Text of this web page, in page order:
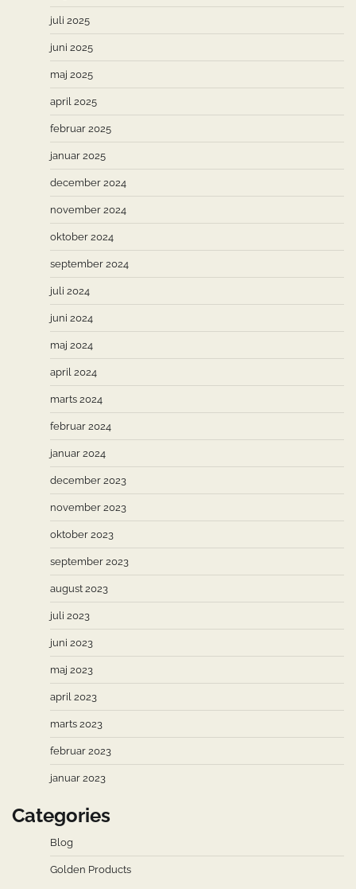
juli 2025
juni 2025
maj 2025
april 2025
februar 2025
januar 2025
december 2024
november 2024
oktober 2024
september 2024
juli 2024
juni 2024
maj 2024
april 2024
marts 2024
februar 2024
januar 2024
december 2023
november 2023
oktober 2023
september 2023
august 2023
juli 2023
juni 2023
maj 2023
april 2023
marts 2023
februar 2023
januar 2023
Categories
Blog
Golden Products